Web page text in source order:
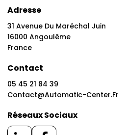
Adresse
31 Avenue Du Maréchal Juin
16000 Angoulême
France
Contact
05 45 21 84 39
Contact@automatic-Center.fr
Réseaux Sociaux